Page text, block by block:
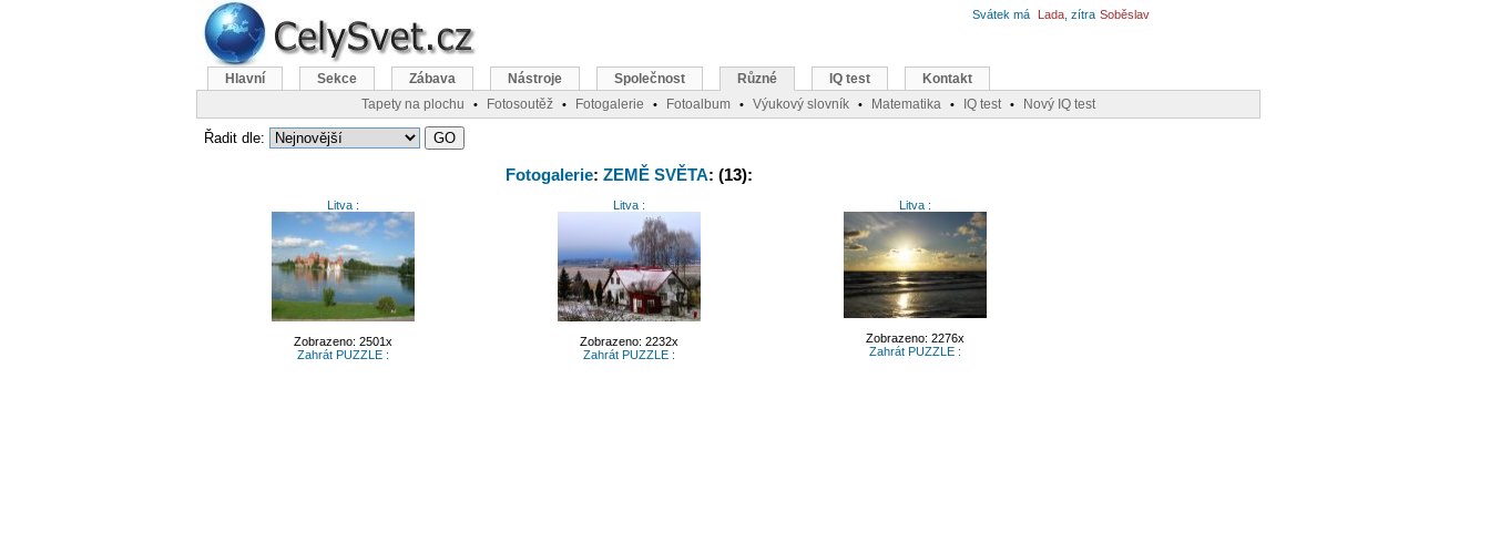
Řadit dle:
Fotogalerie: ZEMĚ SVĚTA: (13):
Litva :
Zobrazeno: 2501x
Zahrát PUZZLE :
Litva :
Zobrazeno: 2232x
Zahrát PUZZLE :
Litva :
Zobrazeno: 2276x
Zahrát PUZZLE :
Svátek má Lada , zítra Soběslav
Hlavní Sekce Zábava Nástroje Společnost Různé IQ test
Kontakt
Tapety na plochu
• Fotosoutěž • Fotogalerie • Fotoalbum • Výukový slovník • Matematika • IQ test • Nový IQ test